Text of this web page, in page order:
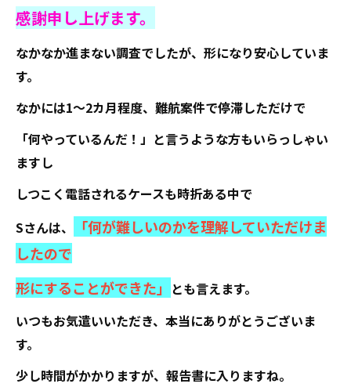
感謝申し上げます。
なかなか進まない調査でしたが、形になり安心していま
す。
なかには1～2カ月程度、難航案件で停滞しただけで
「何やっているんだ！」と言うような方もいらっしゃい
ますし
しつこく電話されるケースも時折ある中で
Sさんは、
「何が難しいのかを理解していただけま
したので
形にすることができた」 とも言えます。
いつもお気遣いいただき、本当にありがとうございま
す。
少し時間がかかりますが、報告書に入りますね。